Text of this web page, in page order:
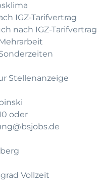
IGZ-Tarifvertrag
nach IGZ-Tarifvertrag
Stellenanzeige
oder
Vollzeit